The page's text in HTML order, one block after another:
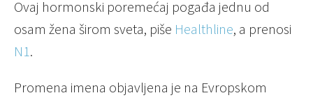
Ovaj hormonski poremećaj pogađa jednu od
osam žena širom sveta, piše Healthline, a prenosi
N1.
Promena imena objavljena je na Evropskom